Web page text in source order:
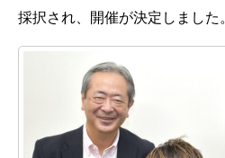
採択され、開催が決定しました。